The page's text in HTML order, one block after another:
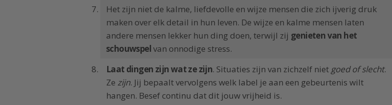
Het zijn niet de kalme, liefdevolle en wijze mensen die zich ijverig druk
maken over elk detail in hun leven. De wijze en kalme mensen laten
andere mensen lekker hun ding doen, terwijl zij genieten van het
schouwspelvan onnodige stress.
Laat dingen zijn wat ze zijn. Situaties zijn van zichzelf niet goed of slecht.
Ze zijn. Jij bepaalt vervolgens welk label je aan een gebeurtenis wilt
hangen. Besef continu dat dit jouw vrijheid is.